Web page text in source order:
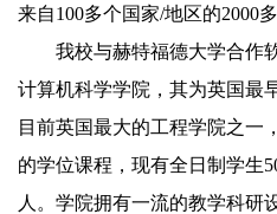
来自100多个国家/地区的2000
我校与赫特福德大学合作
计算机科学学院，其为英国最
目前英国最大的工程学院之一
的学位课程，现有全日制学生
人。学院拥有一流的教学科研